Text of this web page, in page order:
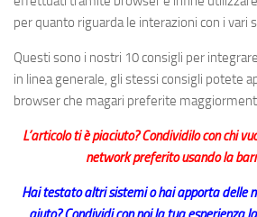
per quanto riguarda le interazioni con i vari
Questi sono i nostri 10 consigli per
in linea generale, gli stessi consigli potete
browser che magari preferite
L’articolo ti è piaciuto? Condividilo con chi
network preferito usando la
Hai testato altri sistemi o hai apporta delle